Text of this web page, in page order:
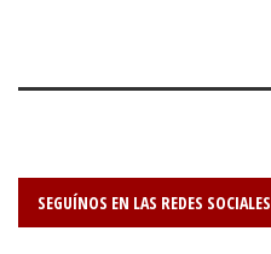
SEGUÍNOS EN LAS REDES SOCIALES